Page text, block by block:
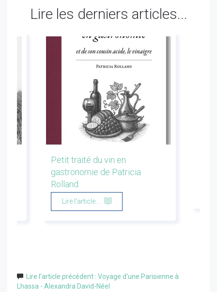
Lire les derniers articles...
Petit traité du vin en
gastronomie de Patricia
Rolland
Lire l'article...
Lire l'article précédent : Voyage d'une Parisienne à
Lhassa - Alexandra David-Néel